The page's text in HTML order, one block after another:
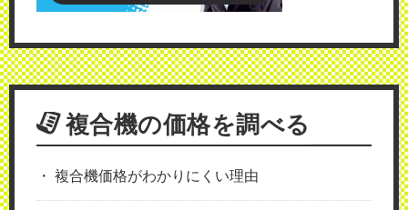
複合機の価格を調べる
複合機価格がわかりにくい理由